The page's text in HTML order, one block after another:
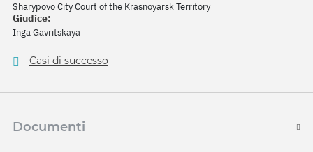
Sharypovo City Court of the Krasnoyarsk Territory
Giudice:
Inga Gavritskaya
Casi di successo
Documenti